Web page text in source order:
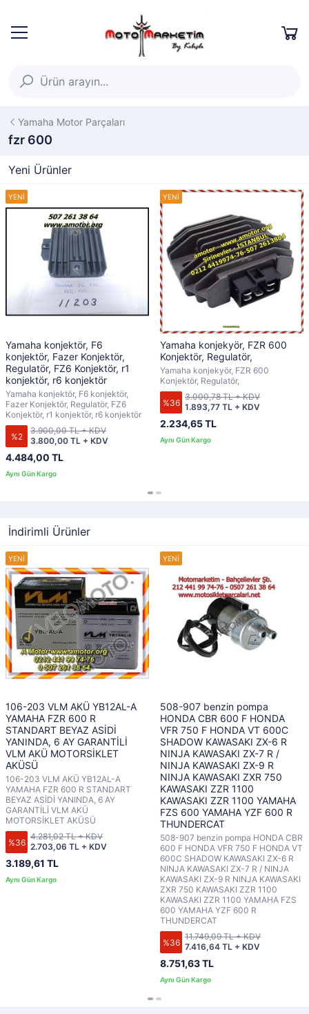
Yamaha Motor Parçaları
fzr 600
Yeni Ürünler
Yamaha konjektör, F6
konjektör, Fazer Konjektör,
Regulatör, FZ6 Konjektör, r1
konjektör, r6 konjektör
Yamaha konjektör, F6 konjektör,
Fazer Konjektör, Regulatör, FZ6
Konjektör, r1 konjektör, r6 konjektör
%2
4.484,00 TL
3.800,00 TL + KDV
3.900,00 TL + KDV
Yamaha konjekyör, FZR 600
Konjektör, Regulatör,
Yamaha konjekyör, FZR 600
Konjektör, Regulatör,
%36
2.234,65 TL
1.893,77 TL + KDV
3.000,78 TL + KDV
İndirimli Ürünler
106-203 VLM AKÜ YB12AL-A
YAMAHA FZR 600 R
STANDART BEYAZ ASİDİ
YANINDA, 6 AY GARANTİLİ
VLM AKÜ MOTORSİKLET
AKÜSÜ
106-203 VLM AKÜ YB12AL-A
YAMAHA FZR 600 R STANDART
BEYAZ ASİDİ YANINDA, 6 AY
GARANTİLİ VLM AKÜ
MOTORSİKLET AKÜSÜ
%36
3.189,61 TL
2.703,06 TL + KDV
4.281,02 TL + KDV
508-907 benzin pompa
HONDA CBR 600 F HONDA
VFR 750 F HONDA VT 600C
SHADOW KAWASAKI ZX-6 R
NINJA KAWASAKI ZX-7 R /
NINJA KAWASAKI ZX-9 R
NINJA KAWASAKI ZXR 750
KAWASAKI ZZR 1100
KAWASAKI ZZR 1100 YAMAHA
FZS 600 YAMAHA YZF 600 R
THUNDERCAT
508-907 benzin pompa HONDA CBR
600 F HONDA VFR 750 F HONDA VT
600C SHADOW KAWASAKI ZX-6 R
NINJA KAWASAKI ZX-7 R / NINJA
KAWASAKI ZX-9 R NINJA KAWASAKI
ZXR 750 KAWASAKI ZZR 1100
KAWASAKI ZZR 1100 YAMAHA FZS
600 YAMAHA YZF 600 R
THUNDERCAT
%36
8.751,63 TL
7.416,64 TL + KDV
11.749,09 TL + KDV